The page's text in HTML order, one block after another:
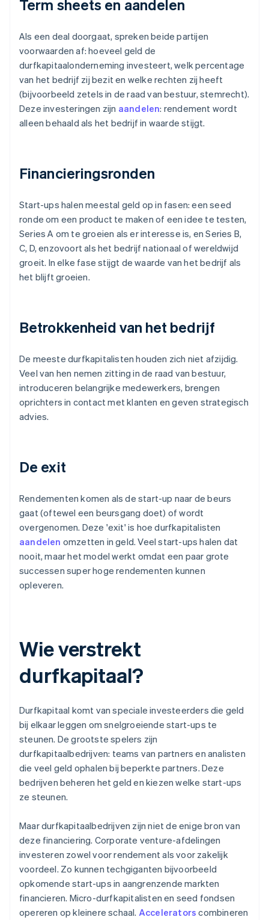
Term sheets en aandelen
Als een deal doorgaat, spreken beide partijen
voorwaarden af: hoeveel geld de
durfkapitaalonderneming investeert, welk percentage
van het bedrijf zij bezit en welke rechten zij heeft
(bijvoorbeeld zetels in de raad van bestuur, stemrecht).
Deze investeringen zijn aandelen: rendement wordt
alleen behaald als het bedrijf in waarde stijgt.
Financieringsronden
Start-ups halen meestal geld op in fasen: een seed
ronde om een product te maken of een idee te testen,
Series A om te groeien als er interesse is, en Series B,
C, D, enzovoort als het bedrijf nationaal of wereldwijd
groeit. In elke fase stijgt de waarde van het bedrijf als
het blijft groeien.
Betrokkenheid van het bedrijf
De meeste durfkapitalisten houden zich niet afzijdig.
Veel van hen nemen zitting in de raad van bestuur,
introduceren belangrijke medewerkers, brengen
oprichters in contact met klanten en geven strategisch
advies.
De exit
Rendementen komen als de start-up naar de beurs
gaat (oftewel een beursgang doet) of wordt
overgenomen. Deze 'exit' is hoe durfkapitalisten
aandelen omzetten in geld. Veel start-ups halen dat
nooit, maar het model werkt omdat een paar grote
successen super hoge rendementen kunnen
opleveren.
Wie verstrekt
durfkapitaal?
Durfkapitaal komt van speciale investeerders die geld
bij elkaar leggen om snelgroeiende start-ups te
steunen. De grootste spelers zijn
durfkapitaalbedrijven: teams van partners en analisten
die veel geld ophalen bij beperkte partners. Deze
bedrijven beheren het geld en kiezen welke start-ups
ze steunen.
Maar durfkapitaalbedrijven zijn niet de enige bron van
deze financiering. Corporate venture-afdelingen
investeren zowel voor rendement als voor zakelijk
voordeel. Zo kunnen techgiganten bijvoorbeeld
opkomende start-ups in aangrenzende markten
financieren. Micro-durfkapitalisten en seed fondsen
opereren op kleinere schaal. Accelerators combineren